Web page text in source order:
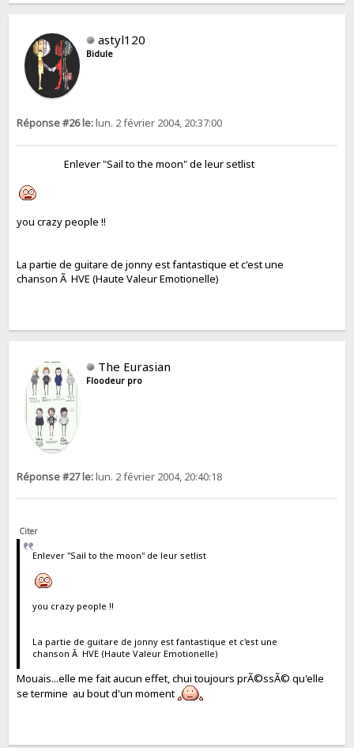
astyl120
Bidule
Réponse #26 le:lun. 2 février 2004, 20:37:00
Enlever "Sail to the moon" de leur setlist
you crazy people !!
La partie de guitare de jonny est fantastique et c'est une
chanson Ã HVE (Haute Valeur Emotionelle)
The Eurasian
Floodeur pro
Réponse #27 le:lun. 2 février 2004, 20:40:18
Citer
Enlever "Sail to the moon" de leur setlist
you crazy people !!
La partie de guitare de jonny est fantastique et c'est une
chanson Ã HVE (Haute Valeur Emotionelle)
Mouais...elle me fait aucun effet, chui toujours prÃ©ssÃ© qu'elle
se termine au bout d'un moment